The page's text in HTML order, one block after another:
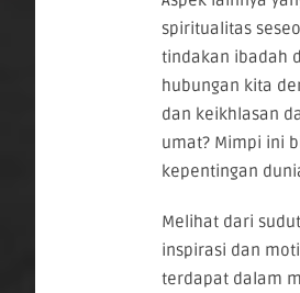
spiritualitas
tindakan ibadah
hubungan kita
dan keikhlasan
umat? Mimpi ini
kepentingan
Melihat dari
inspirasi dan
terdapat dalam